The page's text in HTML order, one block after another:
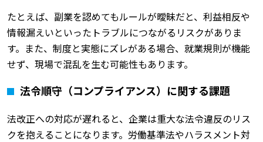
たとえば、副業を認めてもルールが曖昧だと、利益相反や
情報漏えいといったトラブルにつながるリスクがありま
す。また、制度と実態にズレがある場合、就業規則が機能
せず、現場で混乱を生む可能性もあります。
法令順守（コンプライアンス）に関する課題
法改正への対応が遅れると、企業は重大な法令違反のリス
クを抱えることになります。労働基準法やハラスメント対